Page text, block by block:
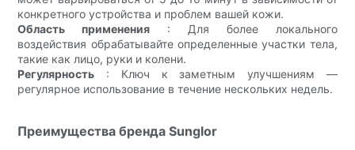
конкретного устройства и проблем вашей кожи.
Область применения : Для более локального
воздействия обрабатывайте определенные участки тела,
такие как лицо, руки и колени.
Регулярность : Ключ к заметным улучшениям —
регулярное использование в течение нескольких недель.
Преимущества бренда Sunglor